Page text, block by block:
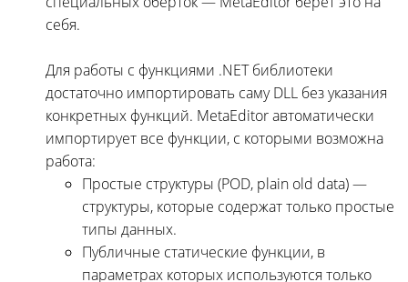
себя.
Для работы с функциями .NET библиотеки
достаточно импортировать саму DLL без указания
конкретных функций. MetaEditor автоматически
импортирует все функции, с которыми возможна
работа:
Простые структуры (POD, plain old data) —
структуры, которые содержат только простые
типы данных.
Публичные статические функции, в
параметрах которых используются только